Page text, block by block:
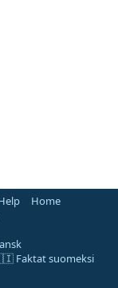
Home
Faktat suomeksi